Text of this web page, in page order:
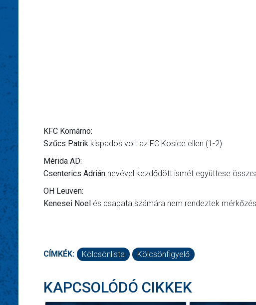
KFC Komárno:
Szűcs Patrik kispados volt az FC Kosice ellen (1-2).
Mérida AD:
Csenterics Adrián nevével kezdődött ismét együttese
OH Leuven:
Kenesei Noel és csapata számára nem rendeztek
CÍMKÉK: Kölcsönlista Kölcsönfigyelő
KAPCSOLÓDÓ CIKKEK